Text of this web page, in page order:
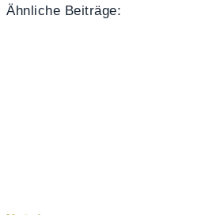
Ähnliche Beiträge: